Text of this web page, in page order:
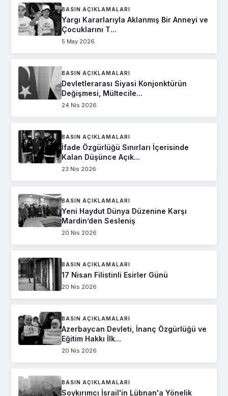
BASIN AÇIKLAMALARI
Yargı Kararlarıyla Aklanmış Bir Anneyi ve
Çocuklarını T...
5 May 2026
BASIN AÇIKLAMALARI
Devletlerarası Siyasi Konjonktürün
Değişmesi, Mültecile...
24 Nis 2026
BASIN AÇIKLAMALARI
İfade Özgürlüğü Sınırları İçerisinde
Kalan Düşünce Açık...
23 Nis 2026
BASIN AÇIKLAMALARI
Yeni Haydut Dünya Düzenine Karşı
Mardin’den Sesleniş
20 Nis 2026
BASIN AÇIKLAMALARI
17 Nisan Filistinli Esirler Günü
20 Nis 2026
BASIN AÇIKLAMALARI
Azerbaycan Devleti, İnanç Özgürlüğü ve
Eğitim Hakkı İlk...
20 Nis 2026
BASIN AÇIKLAMALARI
Soykırımcı İsrail'in Lübnan'a Yönelik